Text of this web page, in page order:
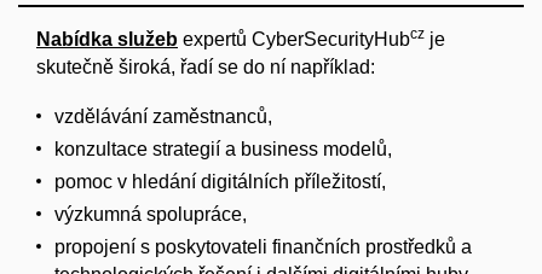
Nabídka služeb expertů CyberSecurityHubcz je
skutečně široká, řadí se do ní například:
vzdělávání zaměstnanců,
konzultace strategií a business modelů,
pomoc v hledání digitálních příležitostí,
výzkumná spolupráce,
propojení s poskytovateli finančních prostředků a